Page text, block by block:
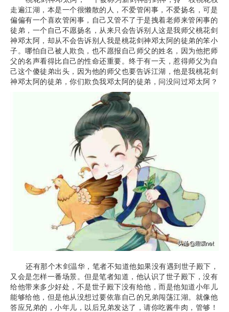
走遍江湖，本是一个很懒散的人，不爱管闲事，不爱扬名，可是
偏偏有一个喜欢管闲事，自己又管不了于是拽着老师来管闲事的
徒弟，一个自己不愿扬名，从来只会告诉别人这是我师父桃花剑
神邓太阿，却从不会告诉别人我是桃花剑神邓太阿的徒弟的笨小
子。哪怕自己被人欺负，也不愿报自己师父的姓名，因为他把师
父的名声看得比自己的性命还重要。终于有一天，惹得师父为自
己这个傻徒弟出头，因为他的师父也要告诉江湖，他是我桃花剑
神邓太阿的徒弟，你们欺负我邓太阿的徒弟，问没问过邓太阿？
还有那个木剑温华，笔者不知道他如果没有遇到世子殿下，
又会是怎样一番场景。但是笔者知道，他认识了世子殿下，没有
给他带来多少好处，不是世子殿下没有给他，而是他知道小年儿
能够给他，但是他从没想过要依靠自己的兄弟闯荡江湖。就像他
答应兄弟的，小年儿，以后兄弟发达了，请你吃酱牛肉，管够！